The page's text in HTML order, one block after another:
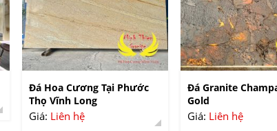
Đá Hoa Cương Tại Phước
Thọ Vĩnh Long
Giá: Liên hệ
Đá Granite
Gold
Giá: Liên hệ